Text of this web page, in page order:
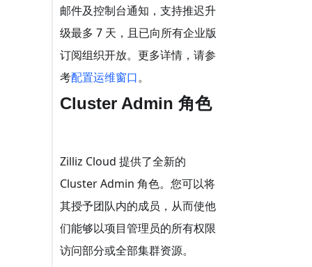
邮件及控制台通知，支持推迟升
级最多 7 天，且已向所有企业版
订阅组织开放。更多详情，请参
考配置运维窗口。
Cluster Admin 角色
Zilliz Cloud 提供了全新的
Cluster Admin 角色。您可以将
其授予团队内的成员，从而使他
们能够以项目管理员的所有权限
访问部分或全部集群资源。